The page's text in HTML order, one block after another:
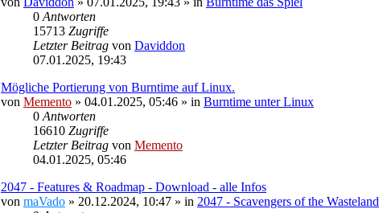
0 Antworten
15713 Zugriffe
Letzter Beitrag von Daviddon
07.01.2025, 19:43
Mögliche Portierung von Burntime auf Linux.
von Memento » 04.01.2025, 05:46 » in Burntime unter Linux
0 Antworten
16610 Zugriffe
Letzter Beitrag von Memento
04.01.2025, 05:46
2047 - Features & Roadmap - Download - alle Infos
von maVado » 20.12.2024, 10:47 » in 2047 - Scavengers of the Wasteland